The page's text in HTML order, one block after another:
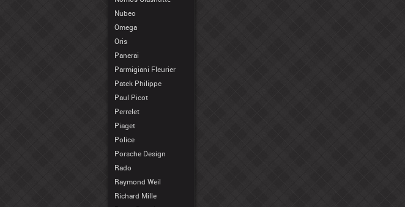
Nubeo
Omega
Oris
Panerai
Parmigiani Fleurier
Patek Philippe
Paul Picot
Perrelet
Piaget
Police
Porsche Design
Rado
Raymond Weil
Richard Mille